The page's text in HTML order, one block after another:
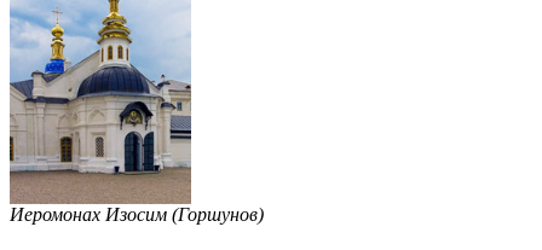
Иеромонах Изосим (Горшунов)